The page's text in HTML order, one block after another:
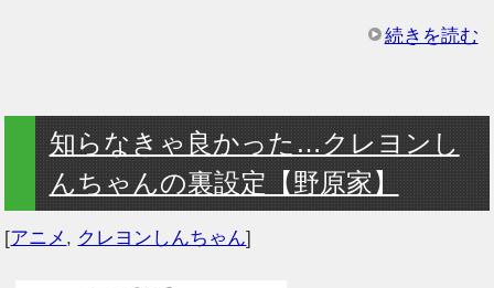
続きを読む
知らなきゃ良かった…クレヨンし
んちゃんの裏設定【野原家】
[アニメ , クレヨンしんちゃん]